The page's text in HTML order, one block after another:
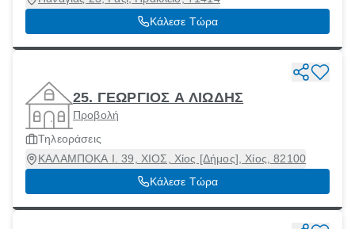
Κάλεσε Τώρα
25. ΓΕΩΡΓΙΟΣ Α ΛΙΩΔΗΣ
Προβολή
Τηλεοράσεις
ΚΑΛΑΜΠΟΚΑ Ι. 39, ΧΙΟΣ, Χίος [Δήμος], Χίος, 82100
Κάλεσε Τώρα